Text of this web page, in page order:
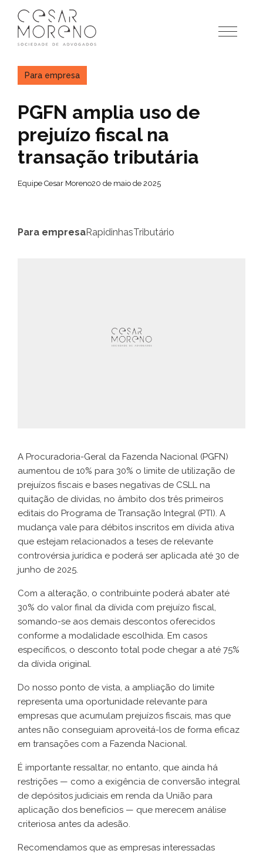
para
conteúdo
Para empresa
PGFN amplia uso de
prejuízo fiscal na
transação tributária
Equipe Cesar Moreno20 de maio de 2025
Para empresaRapidinhasTributário
A Procuradoria-Geral da Fazenda Nacional (PGFN)
aumentou de 10% para 30% o limite de utilização de
prejuízos fiscais e bases negativas de CSLL na
quitação de dívidas, no âmbito dos três primeiros
editais do Programa de Transação Integral (PTI). A
mudança vale para débitos inscritos em dívida ativa
que estejam relacionados a teses de relevante
controvérsia jurídica e poderá ser aplicada até 30 de
junho de 2025.
Com a alteração, o contribuinte poderá abater até
30% do valor final da dívida com prejuízo fiscal,
somando-se aos demais descontos oferecidos
conforme a modalidade escolhida. Em casos
específicos, o desconto total pode chegar a até 75%
da dívida original.
Do nosso ponto de vista, a ampliação do limite
representa uma oportunidade relevante para
empresas que acumulam prejuízos fiscais, mas que
antes não conseguiam aproveitá-los de forma eficaz
em transações com a Fazenda Nacional.
É importante ressaltar, no entanto, que ainda há
restrições — como a exigência de conversão integral
de depósitos judiciais em renda da União para
aplicação dos benefícios — que merecem análise
criteriosa antes da adesão.
Recomendamos que as empresas interessadas